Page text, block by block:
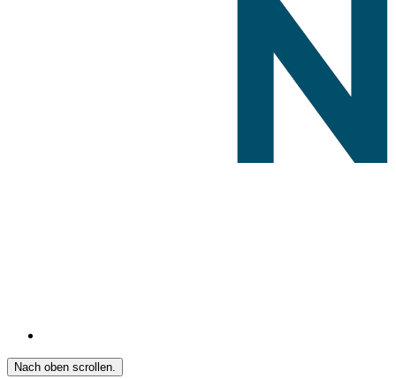
Nach oben scrollen.